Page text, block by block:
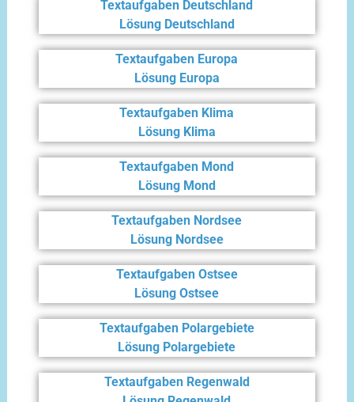
Textaufgaben Deutschland
Lösung Deutschland
Textaufgaben Europa
Lösung Europa
Textaufgaben Klima
Lösung Klima
Textaufgaben Mond
Lösung Mond
Textaufgaben Nordsee
Lösung Nordsee
Textaufgaben Ostsee
Lösung Ostsee
Textaufgaben Polargebiete
Lösung Polargebiete
Textaufgaben Regenwald